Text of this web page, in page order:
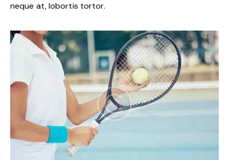
neque at, lobortis tortor.